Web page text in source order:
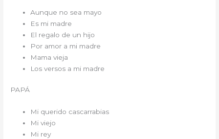
Aunque no sea mayo
Es mi madre
El regalo de un hijo
Por amor a mi madre
Mama vieja
Los versos a mi madre
PAPÁ
Mi querido cascarrabias
Mi viejo
Mi rey